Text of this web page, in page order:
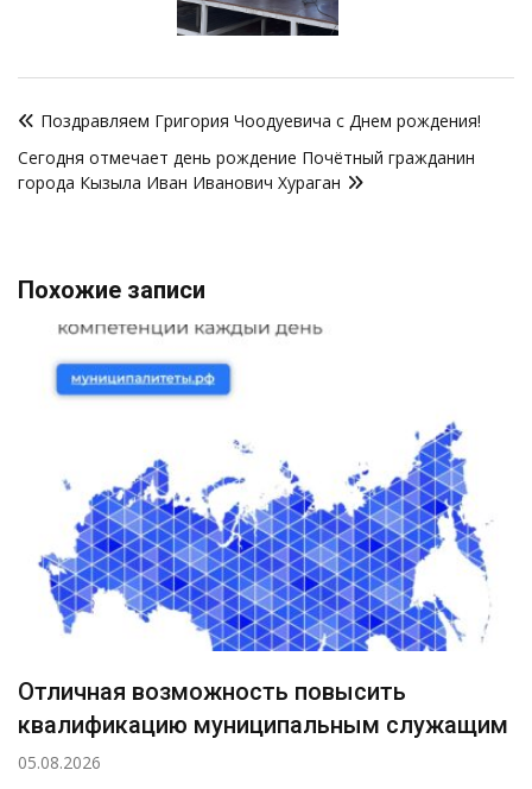
по
записям
Поздравляем Григория Чоодуевича с Днем рождения!
Сегодня отмечает день рождение Почётный гражданин
города Кызыла Иван Иванович Хураган
Похожие записи
Отличная возможность повысить
квалификацию муниципальным служащим
05.08.2026